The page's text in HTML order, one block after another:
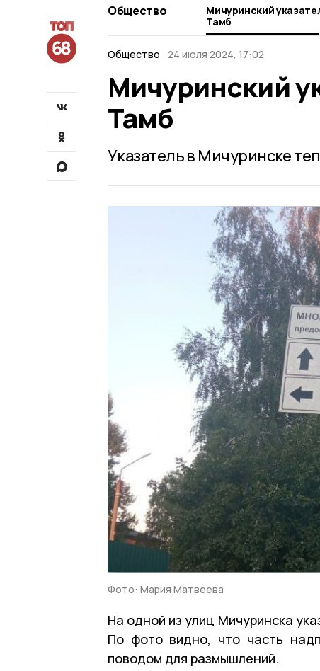
Общество
Мичуринский
Тамб
Общество
24 июля 2024, 17:02
Мичуринский
Тамб
Указатель в Мичуринске
Фото: Мария Матвеева
На одной из улиц Мичуринска
По фото видно, что часть
поводом для размышлений.